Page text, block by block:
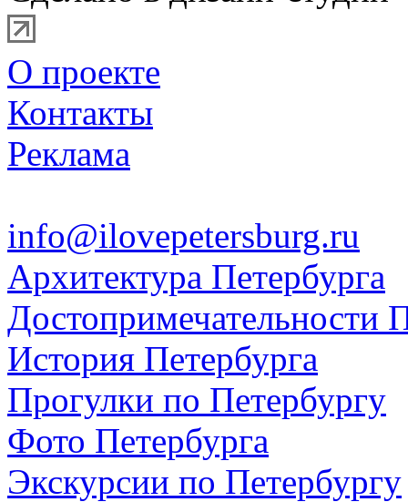
О проекте
Контакты
Реклама
info@ilovepetersburg.ru
Архитектура Петербурга
Достопримечательности
История Петербурга
Прогулки по Петербургу
Фото Петербурга
Экскурсии по Петербургу